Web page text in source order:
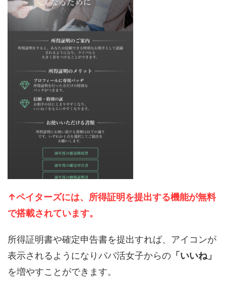
↑ペイターズには、所得証明を提出する機能が無料
で搭載されています。
所得証明書や確定申告書を提出すれば、アイコンが
表示されるようになりパパ活女子からの 「いいね」
を増やすことができます。